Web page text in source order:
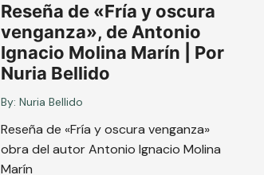
Reseña de «Fría y oscura
venganza», de Antonio
Ignacio Molina Marín | Por
Nuria Bellido
By: Nuria Bellido
Reseña de «Fría y oscura venganza»
obra del autor Antonio Ignacio Molina
Marín